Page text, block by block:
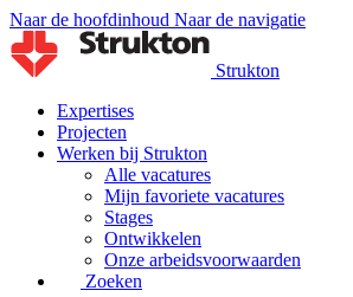
Naar de hoofdinhoud Naar de navigatie
Strukton
Expertises
Projecten
Werken bij Strukton
Alle vacatures
Mijn favoriete vacatures
Stages
Ontwikkelen
Onze arbeidsvoorwaarden
Zoeken